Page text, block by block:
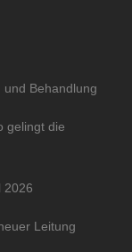
Behandlung
gelingt die
2026
Leitung